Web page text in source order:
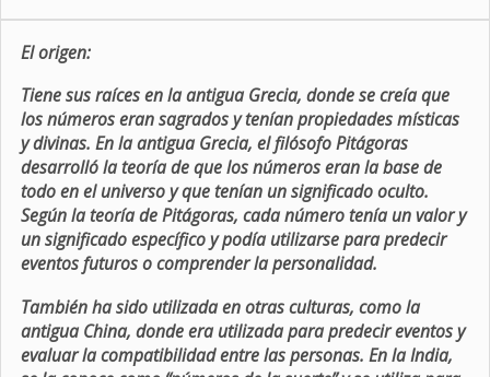
El origen:
Tiene sus raíces en la antigua Grecia, donde se creía que
los números eran sagrados y tenían propiedades místicas
y divinas. En la antigua Grecia, el filósofo Pitágoras
desarrolló la teoría de que los números eran la base de
todo en el universo y que tenían un significado oculto.
Según la teoría de Pitágoras, cada número tenía un valor y
un significado específico y podía utilizarse para predecir
eventos futuros o comprender la personalidad.
También ha sido utilizada en otras culturas, como la
antigua China, donde era utilizada para predecir eventos y
evaluar la compatibilidad entre las personas. En la India,